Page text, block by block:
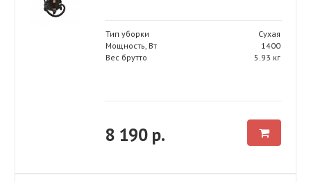
Тип уборки
Сухая
Мощность, Вт
1400
Вес брутто
5.93 кг
8 190 р.